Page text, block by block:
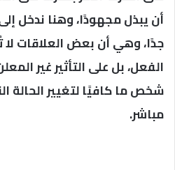
أن يبذل مجهودًا، وهنا ندخل
جدًا، وهي أن بعض العلاقات لا
الفعل، بل على التأثير غير
شخص ما كافيًا لتغيير الحالة
مباشر.